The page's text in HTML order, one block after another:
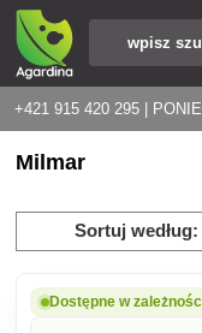
+421 915 420 295 |
Milmar
Sortuj według:
Dostępne w